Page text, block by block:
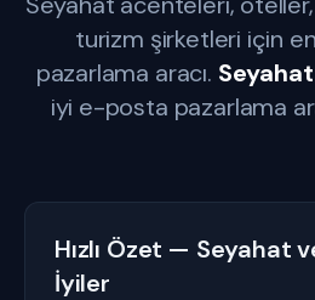
turizm şirketleri için
pazarlama aracı.
iyi e-posta pazarlama
Hızlı Özet — Seyahat
İyiler